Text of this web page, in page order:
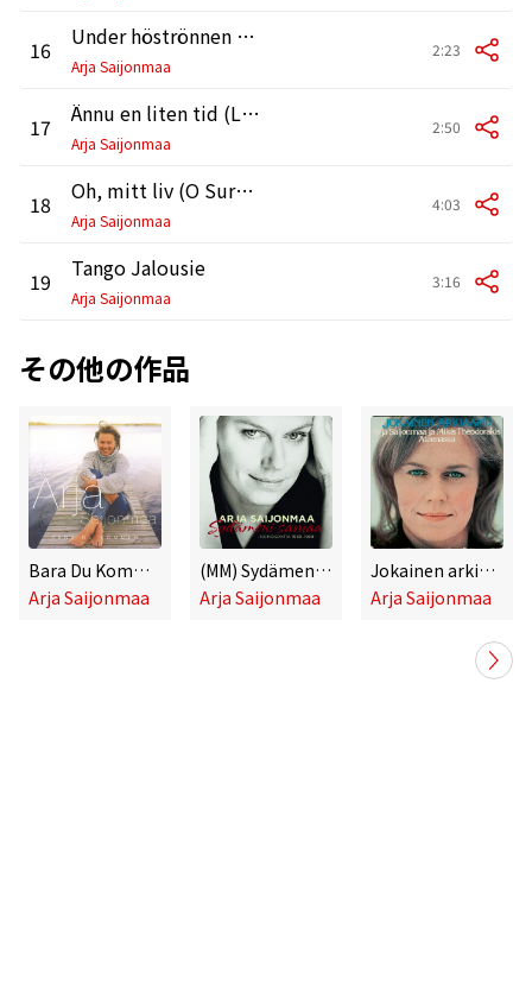
16 Under höströnnen (Syyspihlajan Alla)
Arja Saijonmaa
2:23
17 Ännu en liten tid (Ligo Akoma)
Arja Saijonmaa
2:50
18 Oh, mitt liv (O Surddato, 'nnammurato)
Arja Saijonmaa
4:03
19 Tango Jalousie
Arja Saijonmaa
3:16
その他の作品
Bara Du Kommer
Arja Saijonmaa
(MM) Sydämeni savuaa - Kohokohtia 1969 - 1989
Arja Saijonmaa
Jokainen arkiaamu
Arja Saijonmaa